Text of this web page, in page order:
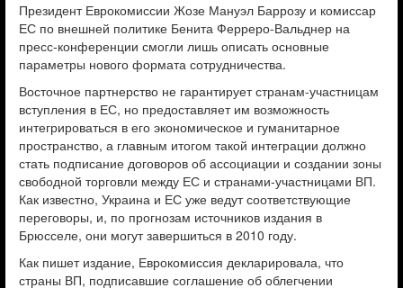
Президент Еврокомиссии Жозе Мануэл Баррозу и комиссар
ЕС по внешней политике Бенита Ферреро-Вальднер на
пресс-конференции смогли лишь описать основные
параметры нового формата сотрудничества.
Восточное партнерство не гарантирует странам-участницам
вступления в ЕС, но предоставляет им возможность
интегрироваться в его экономическое и гуманитарное
пространство, а главным итогом такой интеграции должно
стать подписание договоров об ассоциации и создании зоны
свободной торговли между ЕС и странами-участницами ВП.
Как известно, Украина и ЕС уже ведут соответствующие
переговоры, и, по прогнозам источников издания в
Брюсселе, они могут завершиться в 2010 году.
Как пишет издание, Еврокомиссия декларировала, что
страны ВП, подписавшие соглашение об облегчении